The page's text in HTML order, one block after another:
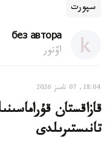
سپورت
без автора
اۆتور
18:04, 07 تامىز 2026
قازاقستان
تانىستىرىلدى